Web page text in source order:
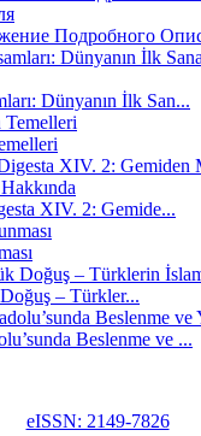
Подробного
Dünyanın İlk San...
XIV. 2: Gemide...
– Türkler...
Beslenme ve ...
eISSN: 2149-7826